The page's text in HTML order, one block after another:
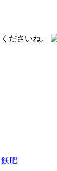
ださいね。
飫肥